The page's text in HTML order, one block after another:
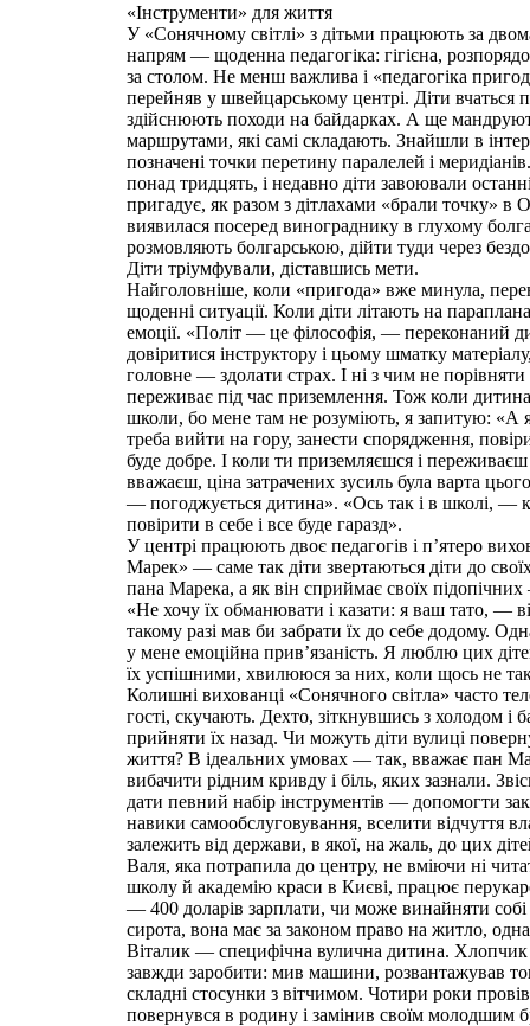
«Інструменти» для життя
У «Сонячному світлі» з дітьми працюють за
напрям — щоденна педагогіка: гігієна,
за столом. Не менш важлива і «педагогіка
перейняв у швейцарському центрі. Діти вчаться
здійснюють походи на байдарках. А ще
маршрутами, які самі складають. Знайшли в
позначені точки перетину паралелей і
понад тридцять, і недавно діти завоювали
пригадує, як разом з дітлахами «брали точку» в
виявилася посеред винограднику в глухому
розмовляють болгарською, дійти туди через
Діти тріумфували, діставшись мети.
Найголовніше, коли «пригода» вже минула,
щоденні ситуації. Коли діти літають на
емоції. «Політ — це філософія, — переконаний
довіритися інструктору і цьому шматку
головне — здолати страх. І ні з чим не порівняти
переживає під час приземлення. Тож коли
школи, бо мене там не розуміють, я запитую: «А
треба вийти на гору, занести спорядження,
буде добре. І коли ти приземляєшся і
вважаєш, ціна затрачених зусиль була варта
— погоджується дитина». «Ось так і в школі, —
повірити в себе і все буде гаразд».
У центрі працюють двоє педагогів і п’ятеро
Марек» — саме так діти звертаються діти до
пана Марека, а як він сприймає своїх підопічних
«Не хочу їх обманювати і казати: я ваш тато, —
такому разі мав би забрати їх до себе додому.
у мене емоційна прив’язаність. Я люблю цих
їх успішними, хвилююся за них, коли щось не
Колишні вихованці «Сонячного світла» часто
гості, скучають. Дехто, зіткнувшись з холодом і
прийняти їх назад. Чи можуть діти вулиці
життя? В ідеальних умовах — так, вважає пан
вибачити рідним кривду і біль, яких зазнали.
дати певний набір інструментів — допомогти
навики самообслуговування, вселити відчуття
залежить від держави, в якої, на жаль, до цих
Валя, яка потрапила до центру, не вміючи ні
школу й академію краси в Києві, працює
— 400 доларів зарплати, чи може винайняти
сирота, вона має за законом право на житло,
Віталик — специфічна вулична дитина. Хлопчик
завжди заробити: мив машини, розвантажував
складні стосунки з вітчимом. Чотири роки
повернувся в родину і замінив своїм молодшим